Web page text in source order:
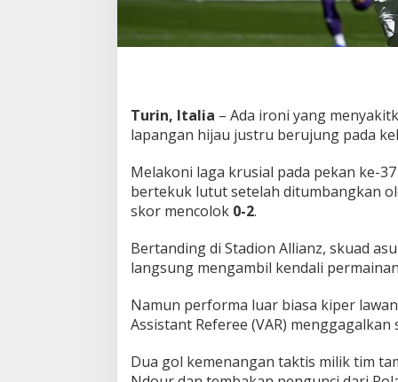
P
e
n
F
i
r
e
n
a
i
H
a
a
Turin, Italia – Ada ironi yang
lapangan hijau justru berujung pada
Melakoni laga krusial pada pekan ke-
bertekuk lutut setelah ditumbangkan
skor mencolok 0-2.
Bertanding di Stadion Allianz, skuad
langsung mengambil kendali
Namun performa luar biasa kiper
Assistant Referee (VAR) menggagalkan
Dua gol kemenangan taktis milik tim